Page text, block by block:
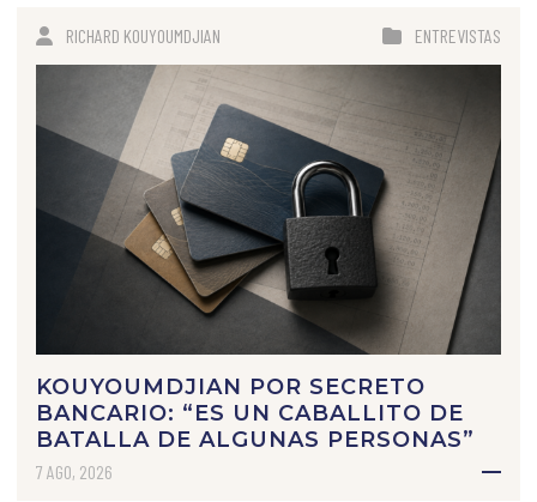
RICHARD KOUYOUMDJIAN ENTREVISTAS
KOUYOUMDJIAN POR SECRETO
BANCARIO: “ES UN CABALLITO DE
BATALLA DE ALGUNAS PERSONAS”
7 AGO, 2026